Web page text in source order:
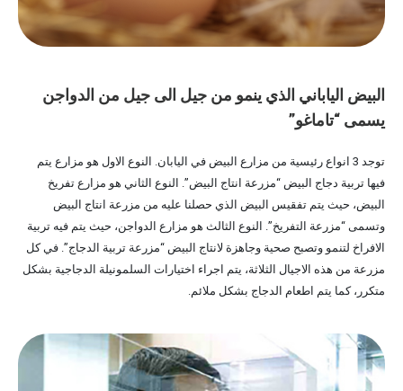
البيض الياباني الذي ينمو من جيل الى جيل من الدواجن
يسمى “تاماغو”
توجد 3 انواع رئيسية من مزارع البيض في اليابان. النوع الاول هو مزارع يتم
فيها تربية دجاج البيض “مزرعة انتاج البيض”. النوع الثاني هو مزارع تفريخ
البيض، حيث يتم تفقيس البيض الذي حصلنا عليه من مزرعة انتاج البيض
وتسمى “مزرعة التفريخ”. النوع الثالث هو مزارع الدواجن، حيث يتم فيه تربية
الافراخ لتنمو وتصبح صحية وجاهزة لانتاج البيض “مزرعة تربية الدجاج”. في كل
مزرعة من هذه الاجيال الثلاثة، يتم اجراء اختيارات السلمونيلة الدجاجية بشكل
متكرر، كما يتم اطعام الدجاج بشكل ملائم.